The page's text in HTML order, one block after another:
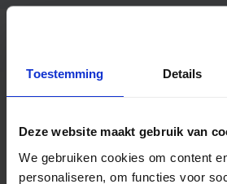
Toestemming Details
Deze website maakt gebruik van
We gebruiken cookies om content
personaliseren, om functies voor
MASTER
De Philips SDW-T heeft een
kleurweergave op warme